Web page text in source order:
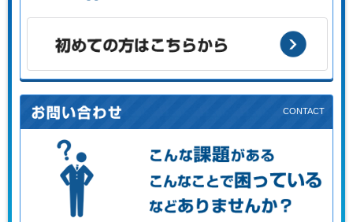
お客様の目的に応じた支援メニューをご案内します。
初めての方はこちらから